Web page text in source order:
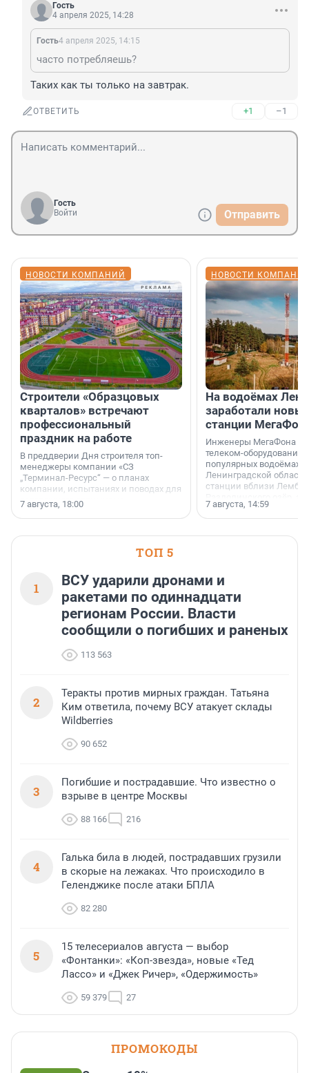
Гость
4 апреля 2025, 14:28
Гость4 апреля 2025, 14:15
часто потребляешь?
Таких как ты только на завтрак.
ОТВЕТИТЬ +1 –1
Гость
Войти
Отправить
НОВОСТИ КОМПАНИЙ
Строители «Образцовых
кварталов» встречают
профессиональный
праздник на работе
В преддверии Дня строителя топ-
менеджеры компании «СЗ
„Терминал-Ресурс“ — о планах
компании, испытаниях и поводах для
осторожного оптимизма.
7 августа, 18:00
НОВОСТИ
На водоёмах
заработали
станции
Инженеры МегаФона
телеком-оборудование
популярных водоёмах
Ленинградской
станции вблизи
недалеко от Большого
водопада.
7 августа, 14:59
ТОП 5
1
ВСУ ударили дронами и
ракетами по одиннадцати
регионам России. Власти
сообщили о погибших и раненых
113 563
2
Теракты против мирных граждан. Татьяна
Ким ответила, почему ВСУ атакует склады
Wildberries
90 652
3
Погибшие и пострадавшие. Что известно о
взрыве в центре Москвы
88 166 216
4
Галька била в людей, пострадавших грузили
в скорые на лежаках. Что происходило в
Геленджике после атаки БПЛА
82 280
5
15 телесериалов августа — выбор
«Фонтанки»: «Коп-звезда», новые «Тед
Лассо» и «Джек Ричер», «Одержимость»
59 379 27
ПРОМОКОДЫ